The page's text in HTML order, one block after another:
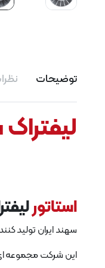
توضیحات
استاتور
سهند ایران تولید
این شرکت مجموعه ای